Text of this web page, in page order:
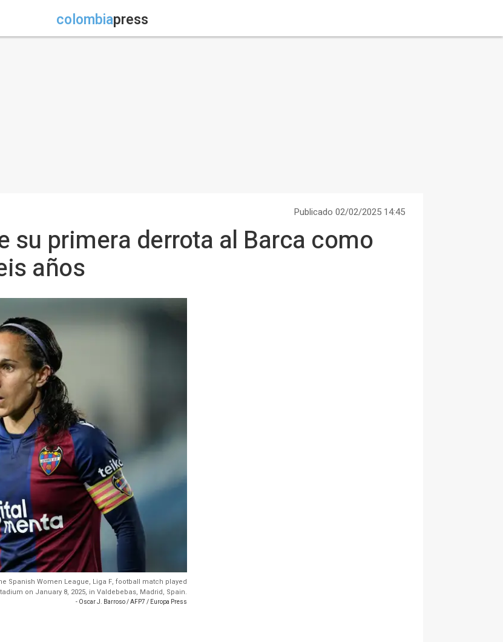
colombiapress
Publicado 02/02/2025 14:45
su primera derrota al Barca como
años
Spanish Women League, Liga F, football match played
on January 8, 2025, in Valdebebas, Madrid, Spain.
- Oscar J. Barroso / AFP7 / Europa Press